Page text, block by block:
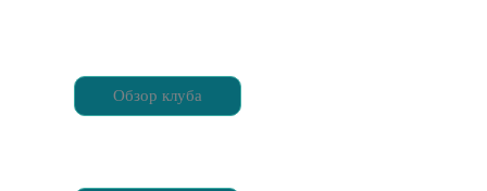
Обзор клуба